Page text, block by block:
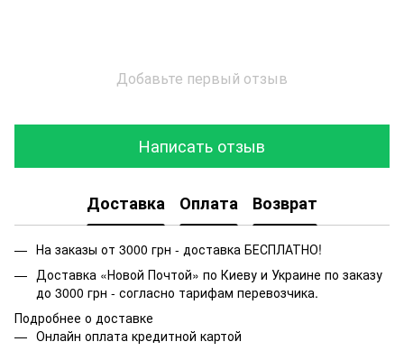
Добавьте первый отзыв
Написать отзыв
Доставка Оплата Возврат
На заказы от 3000 грн - доставка БЕСПЛАТНО!
Доставка «Новой Почтой» по Киеву и Украине по заказу
до 3000 грн - согласно тарифам перевозчика.
Подробнее о доставке
Онлайн оплата кредитной картой